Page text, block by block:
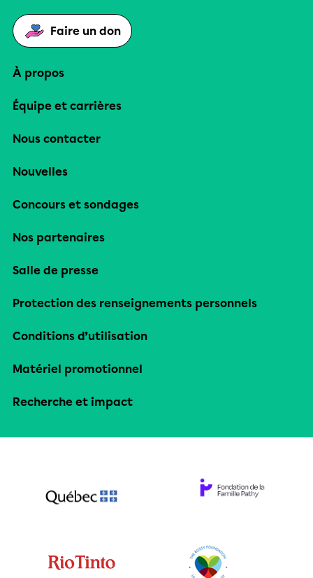
Faire un don
À propos
Équipe et carrières
Nous contacter
Nouvelles
Concours et sondages
Nos partenaires
Salle de presse
Protection des renseignements personnels
Conditions d’utilisation
Matériel promotionnel
Recherche et impact